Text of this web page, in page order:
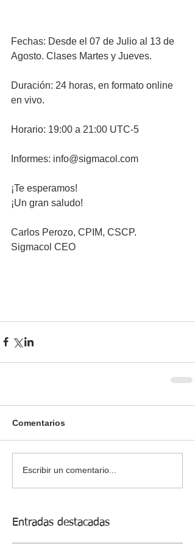
Fechas: Desde el 07 de Julio al 13 de
Agosto. Clases Martes y Jueves.
Duración: 24 horas, en formato online
en vivo.
Horario: 19:00 a 21:00 UTC-5
Informes: info@sigmacol.com
¡Te esperamos!
¡Un gran saludo!
Carlos Perozo, CPIM, CSCP.
Sigmacol CEO
Comentarios
Escribir un comentario...
Entradas destacadas